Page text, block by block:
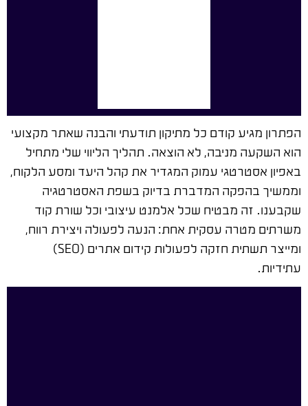
הפתרון מגיע קודם כל מתיקון תודעתי והבנה שאתר מקצועי
הוא השקעה מניבה, לא הוצאה. תהליך הליווי שלי מתחיל
באפיון אסטרטגי עמוק המגדיר את קהל היעד ומסע הלקוח,
וממשיך בהפקה המדברת בדיוק בשפת האסטרטגיה
שקבענו. זה מבטיח שכל אלמנט עיצובי וכל שורת קוד
משרתים מטרה עסקית אחת: הנעה לפעולה ויצירת רווח,
ומייצר תשתית חזקה לפעולות קידום אתרים (SEO)
עתידיות.